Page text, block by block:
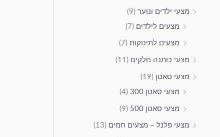
מצעי ילדים ונוער (9)
מצעים לילדים (7)
מצעים לתינוקות (7)
מצעי כותנה חלקים (11)
מצעי סאטן (19)
מצעי סאטן 300
(4)
מצעי סאטן 500 (9)
מצעי פלנל – מצעים חמים (13)